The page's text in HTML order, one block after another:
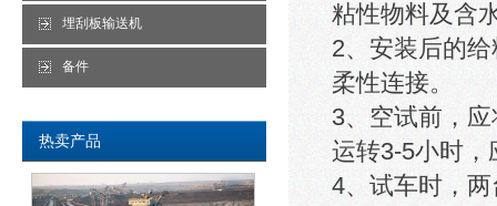
埋刮板输送机
备件
热卖产品
粘性物料及含
2、安装后的
柔性连接。
3、空试前，
运转3-5小时，
4、试车时，